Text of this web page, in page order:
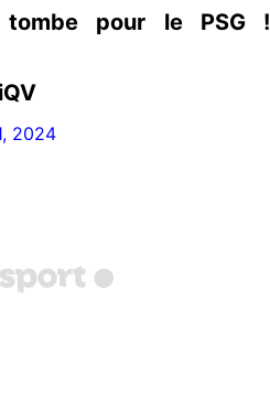
pour le PSG !
2024